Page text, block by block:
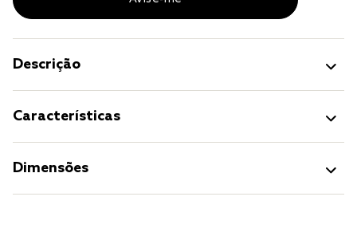
Descrição
Características
Dimensões